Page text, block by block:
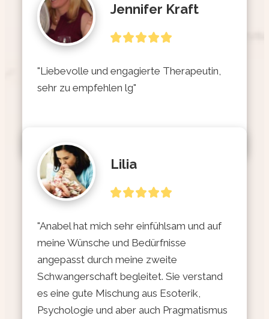
Jennifer Kraft
"Liebevolle und engagierte Therapeutin,
sehr zu empfehlen lg"
Lilia
"Anabel hat mich sehr einfühlsam und auf
meine Wünsche und Bedürfnisse
angepasst durch meine zweite
Schwangerschaft begleitet. Sie verstand
es eine gute Mischung aus Esoterik,
Psychologie und aber auch Pragmatismus